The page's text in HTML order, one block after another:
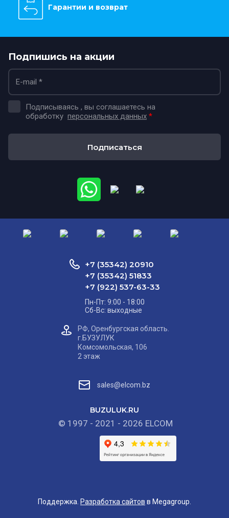
Гарантии и возврат
Подпишись на акции
Подписываясь , вы соглашаетесь на
обработку персональных данных *
Подписаться
BUZULUK.RU
© 1997 - 2021 - 2026 ELCOM
+7 (35342) 20910
+7 (35342) 51833
+7 (922) 537-63-33
Пн-Пт: 9:00 - 18:00
Сб-Вс: выходные
РФ, Оренбургская область.
г.БУЗУЛУК
Комсомольская, 106
2 этаж
sales@elcom.bz
Поддержка. Разработка сайтов в Megagroup.